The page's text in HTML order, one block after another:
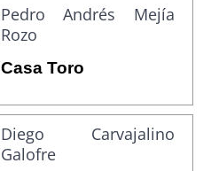
Pedro Andrés Mejía
Rozo
Casa Toro
Diego Carvajalino
Galofre